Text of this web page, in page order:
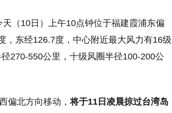
（10日）上午10点钟位于福建霞浦东偏
，东经126.7度，中心附近最大风力有16级
270-550公里，十级风圈半径100-200公
偏北方向移动， 将于11日凌晨掠过台湾岛